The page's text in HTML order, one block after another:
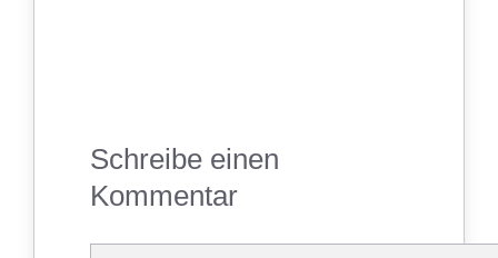
Schreibe einen
Kommentar